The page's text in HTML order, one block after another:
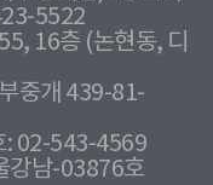
5522
16층 (논현동, 디
중개 439-81-
: 02-543-4569
강남-03876호